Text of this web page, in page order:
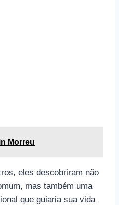
Morreu
eles descobriram não
mas também uma
que guiaria sua vida